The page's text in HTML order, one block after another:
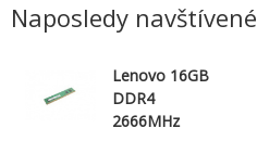
Naposledy navštívené
Lenovo 16GB
DDR4
2666MHz